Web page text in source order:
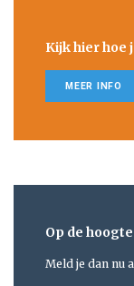
Kijk hier hoe
MEER INFO
Op de
Meld je dan nu